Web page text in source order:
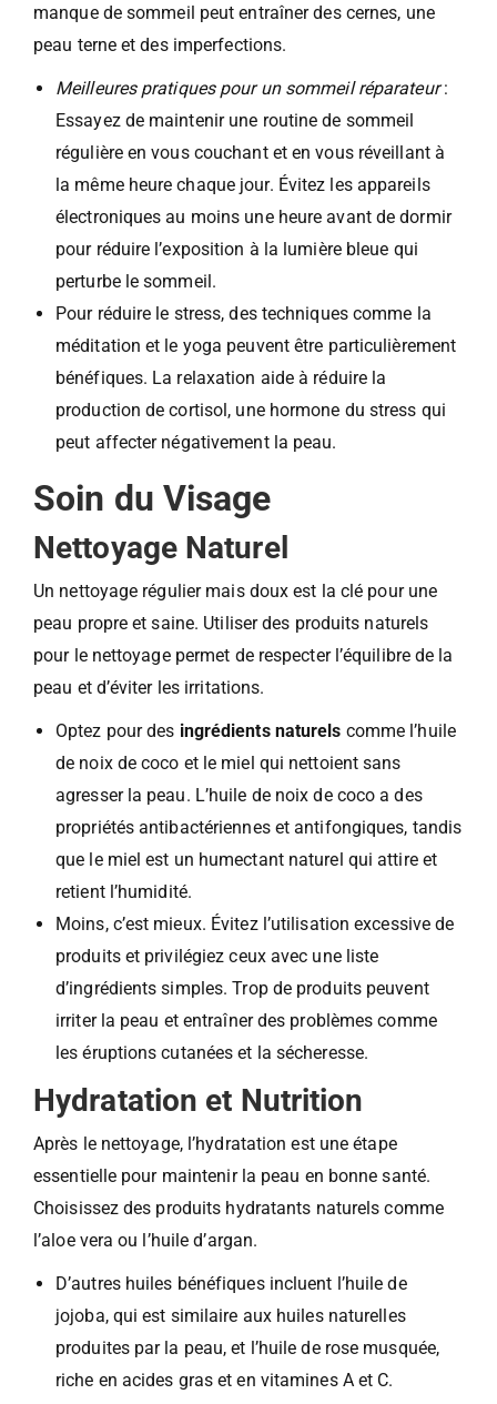
manque de sommeil peut entraîner des cernes, une
peau terne et des imperfections.
Meilleures pratiques pour un sommeil réparateur:
Essayez de maintenir une routine de sommeil
régulière en vous couchant et en vous réveillant à
la même heure chaque jour. Évitez les appareils
électroniques au moins une heure avant de dormir
pour réduire l’exposition à la lumière bleue qui
perturbe le sommeil.
Pour réduire le stress, des techniques comme la
méditation et le yoga peuvent être particulièrement
bénéfiques. La relaxation aide à réduire la
production de cortisol, une hormone du stress qui
peut affecter négativement la peau.
Soin du Visage
Nettoyage Naturel
Un nettoyage régulier mais doux est la clé pour une
peau propre et saine. Utiliser des produits naturels
pour le nettoyage permet de respecter l’équilibre de la
peau et d’éviter les irritations.
Optez pour des ingrédients naturels comme l’huile
de noix de coco et le miel qui nettoient sans
agresser la peau. L’huile de noix de coco a des
propriétés antibactériennes et antifongiques, tandis
que le miel est un humectant naturel qui attire et
retient l’humidité.
Moins, c’est mieux. Évitez l’utilisation excessive de
produits et privilégiez ceux avec une liste
d’ingrédients simples. Trop de produits peuvent
irriter la peau et entraîner des problèmes comme
les éruptions cutanées et la sécheresse.
Hydratation et Nutrition
Après le nettoyage, l’hydratation est une étape
essentielle pour maintenir la peau en bonne santé.
Choisissez des produits hydratants naturels comme
l’aloe vera ou l’huile d’argan.
D’autres huiles bénéfiques incluent l’huile de
jojoba, qui est similaire aux huiles naturelles
produites par la peau, et l’huile de rose musquée,
riche en acides gras et en vitamines A et C.